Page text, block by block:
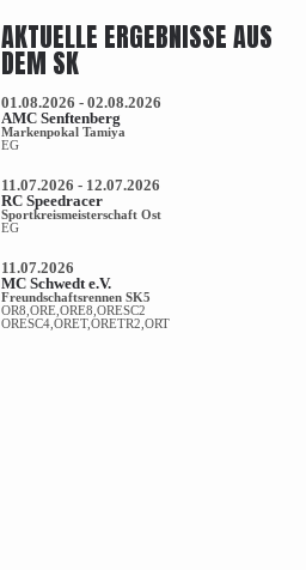
AKTUELLE ERGEBNISSE AUS
DEM SK
01.08.2026 - 02.08.2026
AMC Senftenberg
Markenpokal Tamiya
EG
11.07.2026 - 12.07.2026
RC Speedracer
Sportkreismeisterschaft Ost
EG
11.07.2026
MC Schwedt e.V.
Freundschaftsrennen SK5
OR8,ORE,ORE8,ORESC2
ORESC4,ORET,ORETR2,ORT